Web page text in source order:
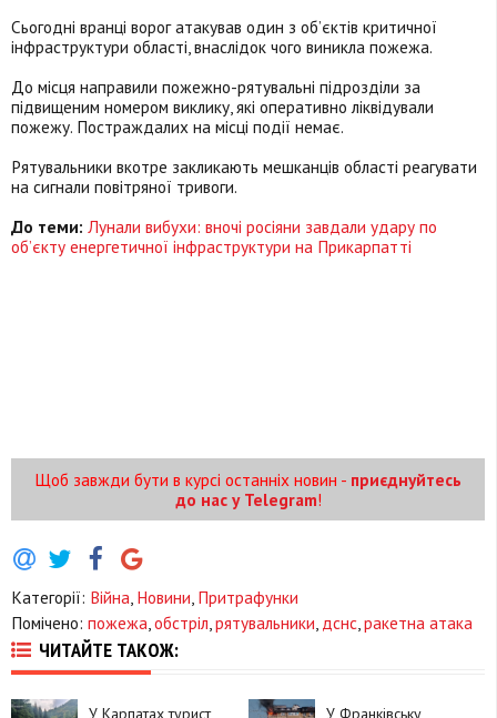
Сьогодні вранці ворог атакував один з об’єктів критичної
інфраструктури області, внаслідок чого виникла пожежа.
До місця направили пожежно-рятувальні підрозділи за
підвищеним номером виклику, які оперативно ліквідували
пожежу. Постраждалих на місці події немає.
Рятувальники вкотре закликають мешканців області реагувати
на сигнали повітряної тривоги.
До теми: Лунали вибухи: вночі росіяни завдали удару по
об’єкту енергетичної інфраструктури на Прикарпатті
Щоб завжди бути в курсі останніх новин - приєднуйтесь
до нас у Telegram!
Категорії: Війна Новини Притрафунки
Помічено: пожежа обстріл рятувальники дснс ракетна атака
ЧИТАЙТЕ ТАКОЖ:
У Карпатах турист У Франківську